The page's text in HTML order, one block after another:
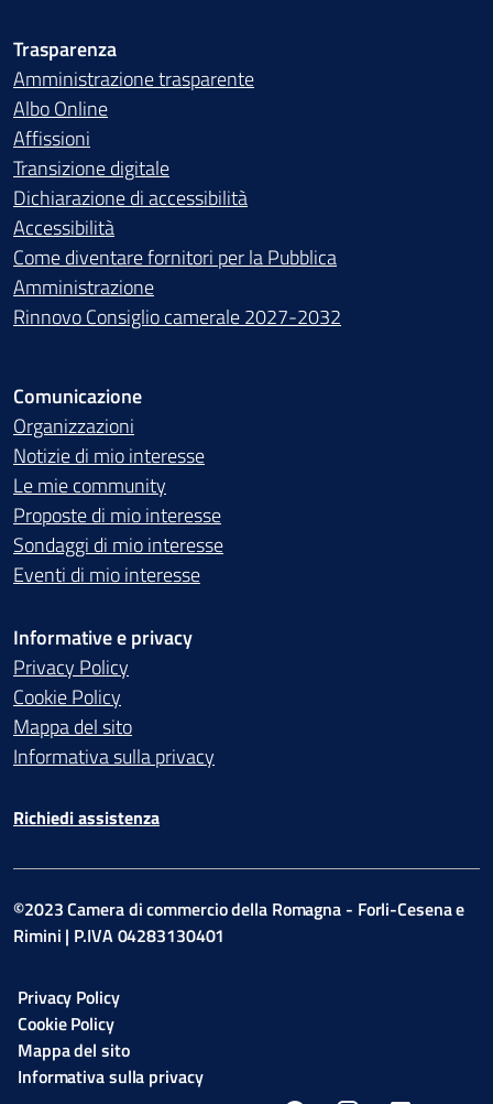
Trasparenza
Amministrazione trasparente
Albo Online
Affissioni
Transizione digitale
Dichiarazione di accessibilità
Accessibilità
Come diventare fornitori per la Pubblica
Amministrazione
Rinnovo Consiglio camerale 2027-2032
Comunicazione
Organizzazioni
Notizie di mio interesse
Le mie community
Proposte di mio interesse
Sondaggi di mio interesse
Eventi di mio interesse
Informative e privacy
Privacy Policy
Cookie Policy
Mappa del sito
Informativa sulla privacy
Richiedi assistenza
©2023 Camera di commercio della Romagna - Forli-Cesena e
Rimini | P.IVA 04283130401
Privacy Policy
Cookie Policy
Mappa del sito
Informativa sulla privacy